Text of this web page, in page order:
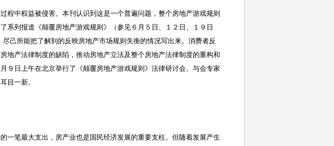
程中权益被侵害。本刊认识到这是一个普遍问题，整个房地产游戏规则
系列报道《颠覆房地产游戏规则》（参见６月５日、１２日、１９日
尽己所能把了解到的反映房地产市场规则失衡的情况写出来。消费者反
地产法律制度的缺陷，推动房地产立法及整个房地产法律制度的重构和
９日上午在北京举行了《颠覆房地产游戏规则》法律研讨会。与会专家
目一新。
一笔最大支出，房产业也是国民经济发展的重要支柱。但随着发展产生